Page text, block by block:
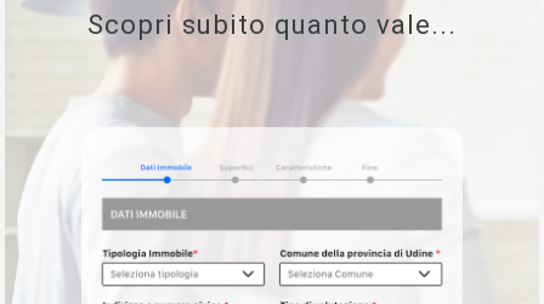
Scopri subito quanto vale...